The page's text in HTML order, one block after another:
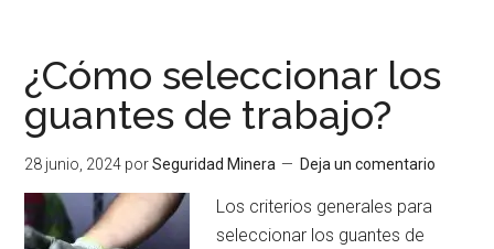
para
¿Cómo seleccionar los
guantes de trabajo?
28 junio, 2024 porSeguridad Minera Deja un comentario
Los criterios generales para
seleccionar los guantes de